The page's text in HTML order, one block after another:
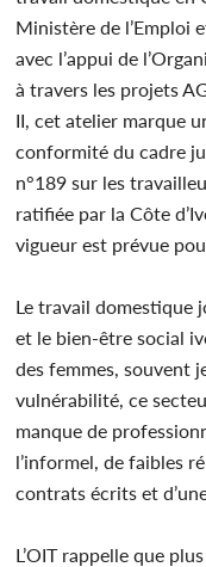
Ministère de l’Emploi
avec l’appui de
à travers les projets
II, cet atelier marque
conformité du cadre
n°189 sur les
ratifiée par la Côte
vigueur est prévue
Le travail domestique
et le bien-être social
des femmes, souvent
vulnérabilité, ce
manque de
l’informel, de faibles
contrats écrits et
L’OIT rappelle que